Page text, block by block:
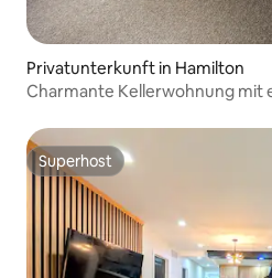
Privatunterkunft in Hamilton
Charmante Kellerwohnung mit
Superhost
Superhost